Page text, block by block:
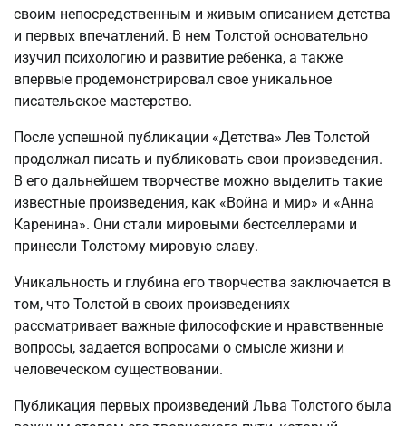
своим непосредственным и живым описанием детства
и первых впечатлений. В нем Толстой основательно
изучил психологию и развитие ребенка, а также
впервые продемонстрировал свое уникальное
писательское мастерство.
После успешной публикации «Детства» Лев Толстой
продолжал писать и публиковать свои произведения.
В его дальнейшем творчестве можно выделить такие
известные произведения, как «Война и мир» и «Анна
Каренина». Они стали мировыми бестселлерами и
принесли Толстому мировую славу.
Уникальность и глубина его творчества заключается в
том, что Толстой в своих произведениях
рассматривает важные философские и нравственные
вопросы, задается вопросами о смысле жизни и
человеческом существовании.
Публикация первых произведений Льва Толстого была